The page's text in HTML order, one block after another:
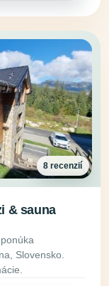
8 recenzií
& sauna
Slovensko.